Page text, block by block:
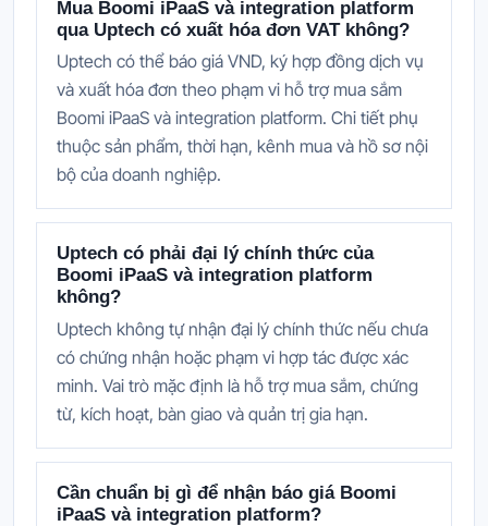
Mua Boomi iPaaS và integration platform
qua Uptech có xuất hóa đơn VAT không?
Uptech có thể báo giá VND, ký hợp đồng dịch vụ
và xuất hóa đơn theo phạm vi hỗ trợ mua sắm
Boomi iPaaS và integration platform. Chi tiết phụ
thuộc sản phẩm, thời hạn, kênh mua và hồ sơ nội
bộ của doanh nghiệp.
Uptech có phải đại lý chính thức của
Boomi iPaaS và integration platform
không?
Uptech không tự nhận đại lý chính thức nếu chưa
có chứng nhận hoặc phạm vi hợp tác được xác
minh. Vai trò mặc định là hỗ trợ mua sắm, chứng
từ, kích hoạt, bàn giao và quản trị gia hạn.
Cần chuẩn bị gì để nhận báo giá Boomi
iPaaS và integration platform?